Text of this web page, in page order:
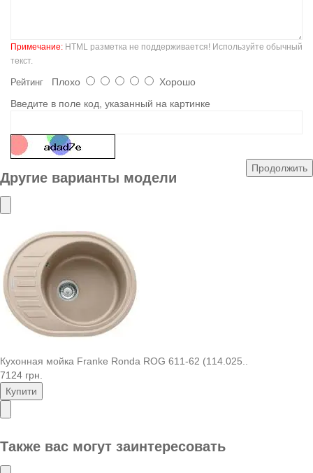
Примечание: HTML разметка не поддерживается! Используйте обычный
текст.
Рейтинг Плохо
Хорошо
Введите в поле код, указанный на картинке
Продолжить
Другие варианты модели
Кухонная мойка Franke Ronda ROG 611-62 (114.025..
7124 грн.
Купити
Также вас могут заинтересовать